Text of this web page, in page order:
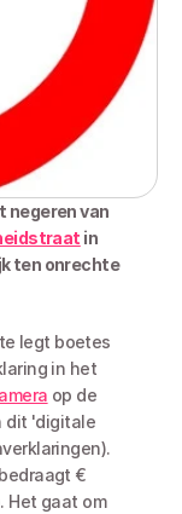
negeren van
in
ten onrechte
legt boetes
in het
op de
dit 'digitale
€
Het gaat om